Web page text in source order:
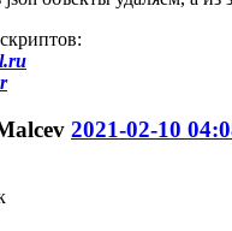
2021-02-10